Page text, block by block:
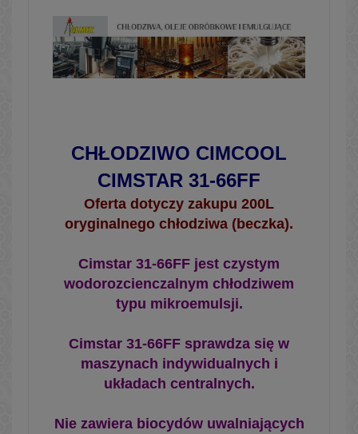
CHŁODZIWO CIMCOOL
CIMSTAR 31-66FF
Oferta dotyczy zakupu 200L
oryginalnego chłodziwa (beczka).
Cimstar 31-66FF jest czystym
wodorozcienczalnym chłodziwem
typu mikroemulsji.
Cimstar 31-66FF sprawdza się w
maszynach indywidualnych i
układach centralnych.
Nie zawiera biocydów uwalniających